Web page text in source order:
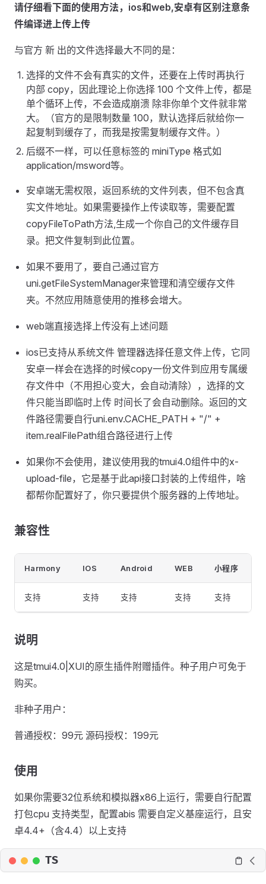
请仔细看下面的使用方法，ios和web,安卓有区别注意条
件编译进上传上传
与官方 新 出的文件选择最大不同的是：
选择的文件不会有真实的文件，还要在上传时再执行
内部 copy，因此理论上你选择 100 个文件上传，都是
单个循环上传，不会造成崩溃 除非你单个文件就非常
大。（官方的是限制数量 100，默认选择后就给你一
起复制到缓存了，而我是按需复制缓存文件。）
后缀不一样，可以任意标签的 miniType 格式如
application/msword等。
安卓端无需权限，返回系统的文件列表，但不包含真
实文件地址。如果需要操作上传读取等，需要配置
copyFileToPath方法,生成一个你自己的文件缓存目
录。把文件复制到此位置。
如果不要用了，要自己通过官方
uni.getFileSystemManager来管理和清空缓存文件
夹。不然应用随意使用的推移会增大。
web端直接选择上传没有上述问题
ios已支持从系统文件 管理器选择任意文件上传，它同
安卓一样会在选择的时候copy一份文件到应用专属缓
存文件中（不用担心变大，会自动清除），选择的文
件只能当即临时上传 时间长了会自动删除。返回的文
件路径需要自行uni.env.CACHE_PATH + "/" +
item.realFilePath组合路径进行上传
如果你不会使用，建议使用我的tmui4.0组件中的x-
upload-file，它是基于此api接口封装的上传组件，啥
都帮你配置好了，你只要提供个服务器的上传地址。
兼容性
Harmony IOS Android WEB 小程序
支持 支持 支持 支持 支持
说明
这是tmui4.0|XUI的原生插件附赠插件。种子用户可免于
购买。
非种子用户：
普通授权：99元 源码授权：199元
使用
如果你需要32位系统和模拟器x86上运行，需要自行配置
打包cpu 支持类型，配置abis 需要自定义基座运行，且安
卓4.4+（含4.4）以上支持
TS